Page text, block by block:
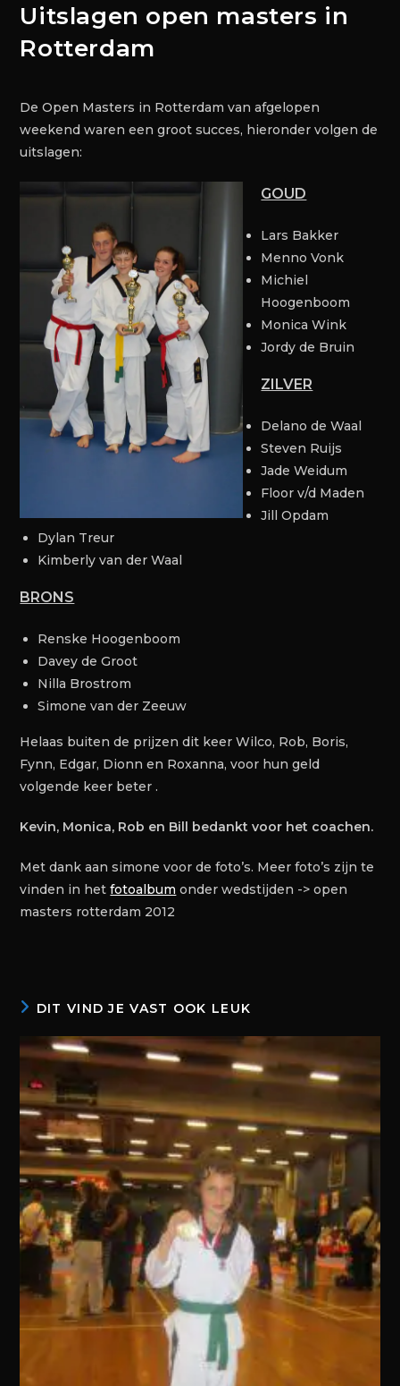
Uitslagen open masters in
Rotterdam
De Open Masters in Rotterdam van afgelopen
weekend waren een groot succes, hieronder volgen de
uitslagen:
GOUD
Lars Bakker
Menno Vonk
Michiel
Hoogenboom
Monica Wink
Jordy de Bruin
ZILVER
Delano de Waal
Steven Ruijs
Jade Weidum
Floor v/d Maden
Jill Opdam
Dylan Treur
Kimberly van der Waal
BRONS
Renske Hoogenboom
Davey de Groot
Nilla Brostrom
Simone van der Zeeuw
Helaas buiten de prijzen dit keer Wilco, Rob, Boris,
Fynn, Edgar, Dionn en Roxanna, voor hun geld
volgende keer beter .
Kevin, Monica, Rob en Bill bedankt voor het coachen.
Met dank aan simone voor de foto’s. Meer foto’s zijn te
vinden in hetfotoalbum onder wedstijden -> open
masters rotterdam 2012
DIT VIND JE VAST OOK LEUK